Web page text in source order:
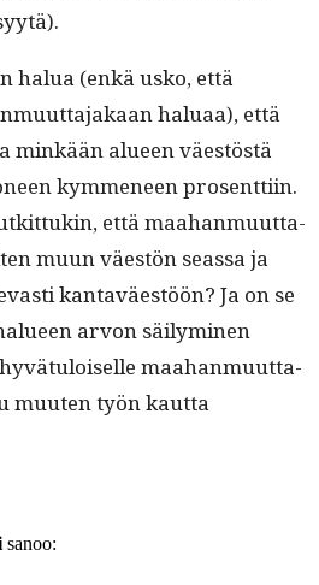
halua (enkä usko, että
halu­aa), että
minkään alueen väestöstä
kymme­neen pros­ent­ti­in.
että maa­han­muut­ta­
muun väestön seassa ja
kan­taväestöön? Ja on se
arvon säi­lymi­nen
maa­han­muut­ta­
muuten työn kaut­ta
sanoo: